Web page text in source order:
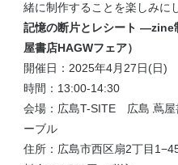
緒に制作することを楽しみに
記憶の断片とレシート
屋書店HAGWフェア）
開催日：2025年4月27日(日)
時間：13:00-14:30
会場：広島T-SITE 広島 蔦屋
ーブル
住所：広島市西区扇2丁目